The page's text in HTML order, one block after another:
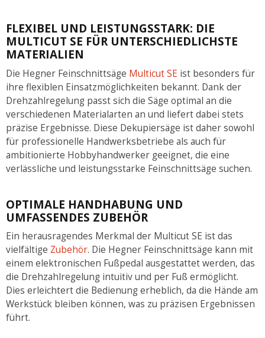
FLEXIBEL UND LEISTUNGSSTARK: DIE
MULTICUT SE FÜR UNTERSCHIEDLICHSTE
MATERIALIEN
Die Hegner Feinschnittsäge Multicut SE ist besonders für
ihre flexiblen Einsatzmöglichkeiten bekannt. Dank der
Drehzahlregelung passt sich die Säge optimal an die
verschiedenen Materialarten an und liefert dabei stets
präzise Ergebnisse. Diese Dekupiersäge ist daher sowohl
für professionelle Handwerksbetriebe als auch für
ambitionierte Hobbyhandwerker geeignet, die eine
verlässliche und leistungsstarke Feinschnittsäge suchen.
OPTIMALE HANDHABUNG UND
UMFASSENDES ZUBEHÖR
Ein herausragendes Merkmal der Multicut SE ist das
vielfältige Zubehör. Die Hegner Feinschnittsäge kann mit
einem elektronischen Fußpedal ausgestattet werden, das
die Drehzahlregelung intuitiv und per Fuß ermöglicht.
Dies erleichtert die Bedienung erheblich, da die Hände am
Werkstück bleiben können, was zu präzisen Ergebnissen
führt.